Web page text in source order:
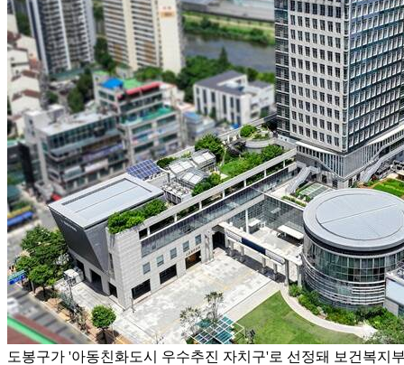
도봉구가 '아동친화도시 우수추진 자치구'로 선정돼 보건복지